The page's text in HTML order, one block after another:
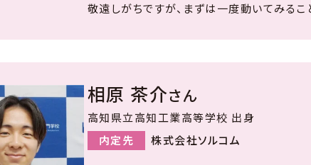
敬遠しがちですが、まずは一度動いてみるこ
相原 茶介さん
高知県立高知工業高等学校 出身
内定先
株式会社ソルコム